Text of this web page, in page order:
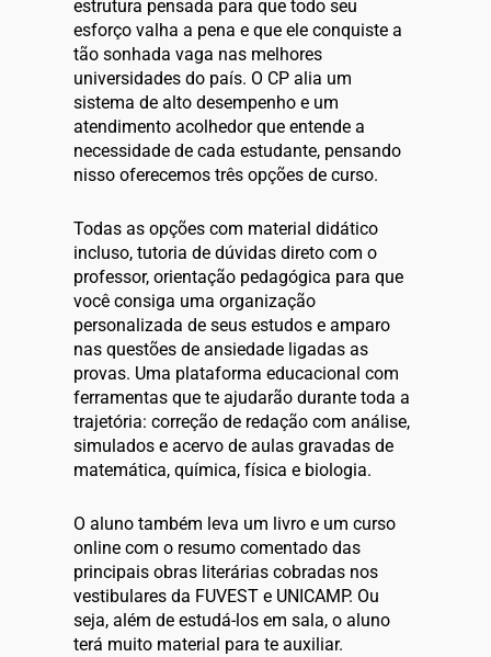
estrutura pensada para que todo seu
esforço valha a pena e que ele conquiste a
tão sonhada vaga nas melhores
universidades do país. O CP alia um
sistema de alto desempenho e um
atendimento acolhedor que entende a
necessidade de cada estudante, pensando
nisso oferecemos três opções de curso.
Todas as opções com material didático
incluso, tutoria de dúvidas direto com o
professor, orientação pedagógica para que
você consiga uma organização
personalizada de seus estudos e amparo
nas questões de ansiedade ligadas as
provas. Uma plataforma educacional com
ferramentas que te ajudarão durante toda a
trajetória: correção de redação com análise,
simulados e acervo de aulas gravadas de
matemática, química, física e biologia.
O aluno também leva um livro e um curso
online com o resumo comentado das
principais obras literárias cobradas nos
vestibulares da FUVEST e UNICAMP. Ou
seja, além de estudá-los em sala, o aluno
terá muito material para te auxiliar.